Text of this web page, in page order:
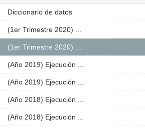
Diccionario de datos
(1er Trimestre 2020) ...
(1er Trimestre 2020) ...
(Año 2019) Ejecución ...
(Año 2019) Ejecución ...
(Año 2018) Ejecución ...
(Año 2018) Ejecución ...